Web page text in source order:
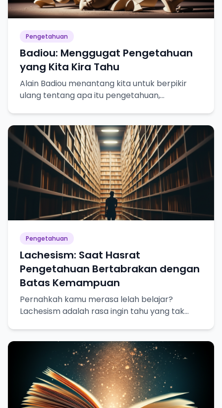
Pengetahuan
Badiou: Menggugat Pengetahuan
yang Kita Kira Tahu
Alain Badiou menantang kita untuk berpikir
ulang tentang apa itu pengetahuan,
Pengetahuan
Lachesism: Saat Hasrat
Pengetahuan Bertabrakan dengan
Batas Kemampuan
Pernahkah kamu merasa lelah belajar?
Lachesism adalah rasa ingin tahu yang tak